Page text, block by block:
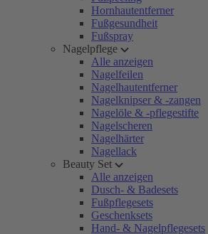
Hornhautentferner
Fußgesundheit
Fußspray
Nagelpflege
Alle anzeigen
Nagelfeilen
Nagelhautentferner
Nagelknipser & -zangen
Nagelöle & -pflegestifte
Nagelscheren
Nagelhärter
Nagellack
Beauty Set
Alle anzeigen
Dusch- & Badesets
Fußpflegesets
Geschenksets
Hand- & Nagelpflegesets